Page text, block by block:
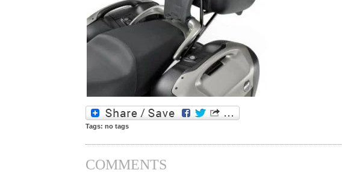
Tags: no tags
COMMENTS